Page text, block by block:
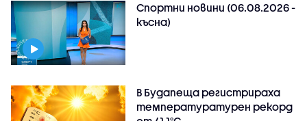
Спортни новини (06.08.2026 -
късна)
В Будапеща регистрираха
температуратурен рекорд